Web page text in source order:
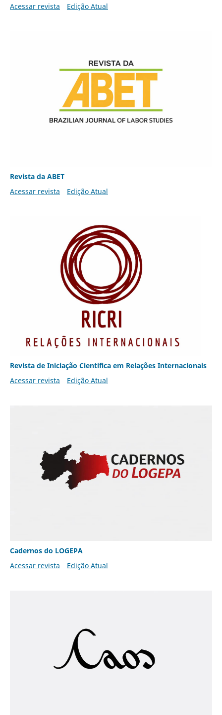
Acessar revista Edição Atual
Revista da ABET
Acessar revista
Edição Atual
Revista de Iniciação Científica em Relações Internacionais
Acessar revista
Edição Atual
Cadernos do LOGEPA
Acessar revista
Edição Atual